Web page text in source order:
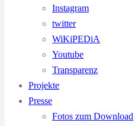
Instagram
twitter
WiKiPEDiA
Youtube
Transparenz
Projekte
Presse
Fotos zum Download